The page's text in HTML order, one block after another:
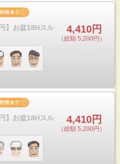
】お盆18Hスル
4,410円
（総額 5,200円）
】お盆18Hスル
4,410円
（総額 5,200円）